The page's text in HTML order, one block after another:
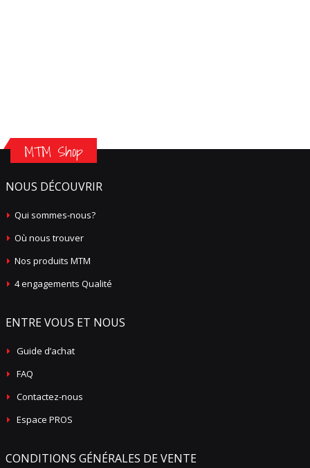
MTM Shop
NOUS DÉCOUVRIR
Qui sommes-nous?
Où nous trouver
Nos produits MTM
4 engagements Qualité
ENTRE VOUS ET NOUS
Guide d’achat
FAQ
Contactez-nous
Espace PROS
CONDITIONS GÉNÉRALES DE VENTE